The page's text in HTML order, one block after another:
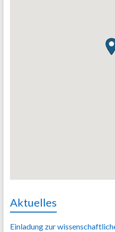
Aktuelles
Einladung zur